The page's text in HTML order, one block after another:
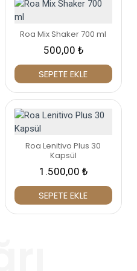
Roa Mix Shaker 700 ml
500,00 ₺
SEPETE EKLE
Roa Lenitivo Plus 30
Kapsül
1.500,00 ₺
SEPETE EKLE